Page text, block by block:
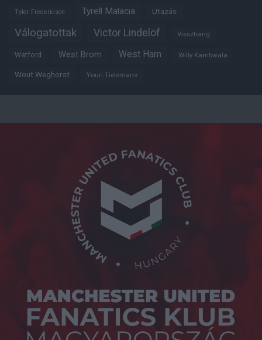
Tyler Fredericson Tyrell Malacia Utazás
Válogatottak Victor Lindelöf Visszhang
Watford West Brom West Ham Willy Kambwala
Wout Weghorst Youri Tielemans